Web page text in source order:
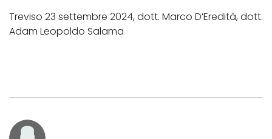
Treviso 23 settembre 2024, dott. Marco D’Eredità, dott.
Adam Leopoldo Salama